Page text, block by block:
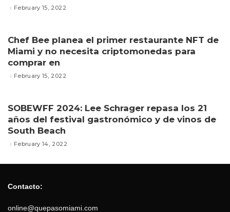
February 15, 2022
Chef Bee planea el primer restaurante NFT de
Miami y no necesita criptomonedas para
comprar en
February 15, 2022
SOBEWFF 2024: Lee Schrager repasa los 21
años del festival gastronómico y de vinos de
South Beach
February 14, 2022
Contacto:
online@quepasomiami.com